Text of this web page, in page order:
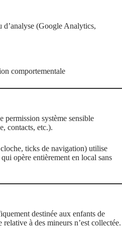
(Google Analytics,
comportementale
permission système sensible
contacts, etc.).
ticks de navigation) utilise
opère entièrement en local sans
destinée aux enfants de
à des mineurs n’est collectée.